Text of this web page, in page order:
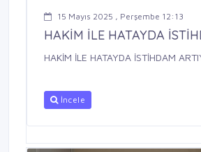
15 Mayıs 2025 , Perşembe 12:13
HAKİM İLE HATAYDA
HAKİM İLE HATAYDA İSTİHDAM
İncele